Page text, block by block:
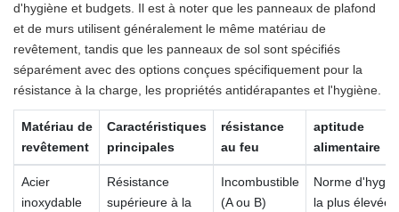
d'hygiène et budgets. Il est à noter que les panneaux de plafond
et de murs utilisent généralement le même matériau de
revêtement, tandis que les panneaux de sol sont spécifiés
séparément avec des options conçues spécifiquement pour la
résistance à la charge, les propriétés antidérapantes et l'hygiène.
Matériau de
revêtement
Caractéristiques
principales
résistance
au feu
aptitude
alimentaire
Acier
inoxydable
Résistance
supérieure à la
Incombustible
(A ou B)
Norme
la plus élevée ;